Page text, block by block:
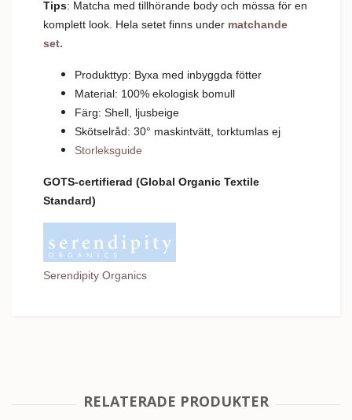
Tips: Matcha med tillhörande body och mössa för en
komplett look. Hela setet finns under matchande
set.
Produkttyp: Byxa med inbyggda fötter
Material: 100% ekologisk bomull
Färg: Shell, ljusbeige
Skötselråd: 30° maskintvätt, torktumlas ej
Storleksguide
GOTS-certifierad (Global Organic Textile
Standard)
Serendipity Organics